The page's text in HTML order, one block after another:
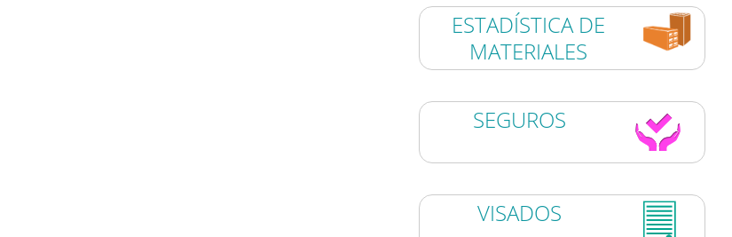
ESTADÍSTICA DE
MATERIALES
SEGUROS
VISADOS